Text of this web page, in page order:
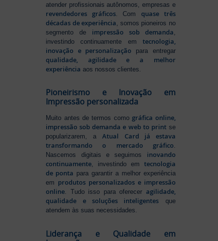
atender profissionais autônomos, empresas e
revendedores gráficos. Comquase três
décadas de experiência , somos pioneiros no
segmento de impressão sob demanda
investindo continuamente em tecnologia,
inovação e personalização para entregar
qualidade, agilidade e a melhor
experiência aos nossos clientes.
Pioneirismo e Inovação em
Impressão personalizada
Muito antes de termos como gráfica online,
impressão sob demanda e web to printse
popularizarem, aAtual Card já estava
transformando o mercado gráfico.
Nascemos digitais e seguimos inovando
continuamente, investindo em tecnologia
de ponta para garantir a melhor experiência
em produtos personalizados e impressão
online. Tudo isso para oferecer agilidade,
qualidade e soluções inteligentes que
atendem às suas necessidades.
Liderança e Qualidade em